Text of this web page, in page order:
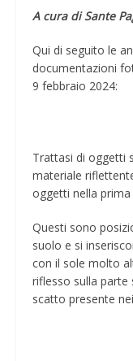
A cura di Sante
Qui di seguito le
documentazioni
9 febbraio 2024:
Trattasi di oggetti
materiale
oggetti nella
Questi sono
suolo e si
con il sole molto
riflesso sulla parte
scatto presente